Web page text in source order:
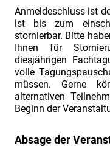
Anmeldeschluss ist
ist bis zum
stornierbar. Bitte
Ihnen für
diesjährigen
volle
müssen. Gerne
alternativen
Beginn der
Absage der
Claim
am
02./
Vorstellung
Fachreferent
Herr